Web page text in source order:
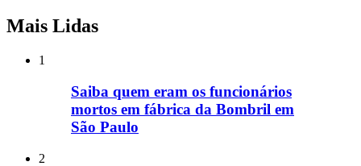
Mais Lidas
1
Saiba quem eram os funcionários
mortos em fábrica da Bombril em
São Paulo
2